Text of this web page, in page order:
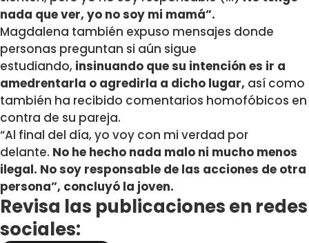
nada que ver, yo no soy mi mamá”.
Magdalena también expuso mensajes donde
personas preguntan si aún sigue
estudiando, insinuando que su intención es ir a
amedrentarla o agredirla a dicho lugar, así como
también ha recibido comentarios homofóbicos en
contra de su pareja.
“Al final del día, yo voy con mi verdad por
delante. No he hecho nada malo ni mucho menos
ilegal. No soy responsable de las acciones de otra
persona”, concluyó la joven.
Revisa las publicaciones en redes
sociales: